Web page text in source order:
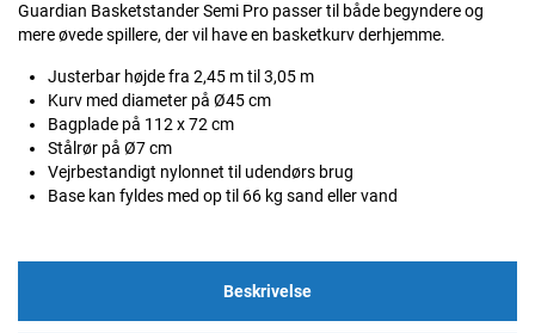
Guardian Basketstander Semi Pro passer til både begyndere og
mere øvede spillere, der vil have en basketkurv derhjemme.
Justerbar højde fra 2,45 m til 3,05 m
Kurv med diameter på Ø45 cm
Bagplade på 112 x 72 cm
Stålrør på Ø7 cm
Vejrbestandigt nylonnet til udendørs brug
Base kan fyldes med op til 66 kg sand eller vand
Beskrivelse